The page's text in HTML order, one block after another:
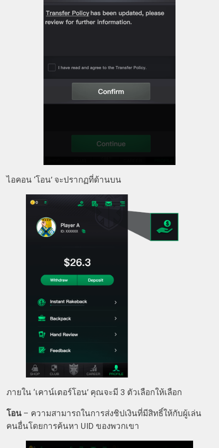
ไอคอน ‘โอน’ จะปรากฏที่ด้านบน
ภายใน ‘เคาน์เตอร์โอน’ คุณจะมี 3 ตัวเลือกให้เลือก
โอน – ความสามารถในการส่งชิปเงินที่มีสิทธิ์ให้กับผู้เล่น
คนอื่นโดยการค้นหา UID ของพวกเขา